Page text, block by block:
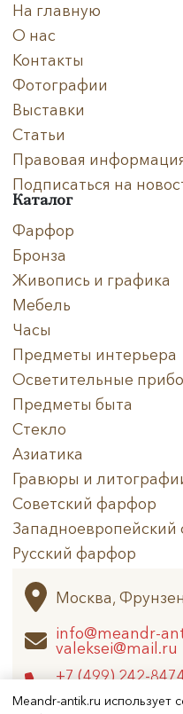
Meandr-antik.ru использует
На главную
О нас
Контакты
Фотографии
Выставки
Статьи
Правовая
Подписаться на
Каталог
Фарфор
Бронза
Живопись и графика
Мебель
Часы
Предметы интерьера
Осветительные
Предметы быта
Стекло
Азиатика
Гравюры и
Советский фарфор
Русский фарфор
Архив
Москва,
info@meandr-
valeksei@mail.ru
+7 (499) 242-